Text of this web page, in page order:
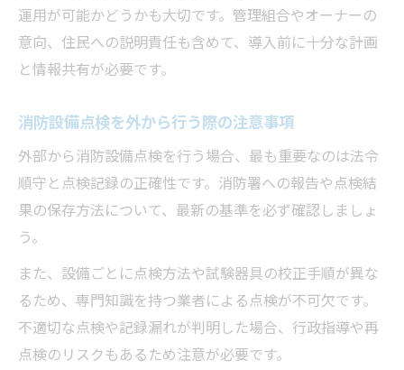
運用が可能かどうかも大切です。管理組合やオーナーの
意向、住民への説明責任も含めて、導入前に十分な計画
と情報共有が必要です。
消防設備点検を外から行う際の注意事項
外部から消防設備点検を行う場合、最も重要なのは法令
順守と点検記録の正確性です。消防署への報告や点検結
果の保存方法について、最新の基準を必ず確認しましょ
う。
また、設備ごとに点検方法や試験器具の校正手順が異な
るため、専門知識を持つ業者による点検が不可欠です。
不適切な点検や記録漏れが判明した場合、行政指導や再
点検のリスクもあるため注意が必要です。